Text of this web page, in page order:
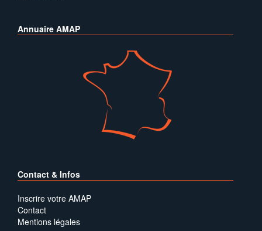
Annuaire AMAP
Contact & Infos
Inscrire votre AMAP
Contact
Mentions légales